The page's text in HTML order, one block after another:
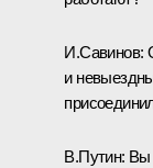
И.Савинов:
и
В.Путин: Вы